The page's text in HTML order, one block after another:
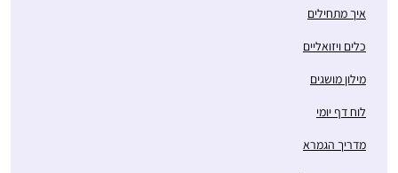
איך מתחילים
כלים ויזואליים
מילון מושגים
לוח דף יומי
מדריך הגמרא